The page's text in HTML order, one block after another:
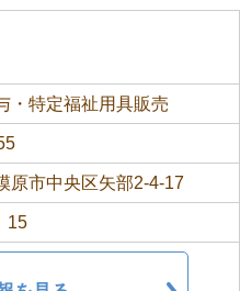
・特定福祉用具販売
原市中央区矢部2-4-17
15